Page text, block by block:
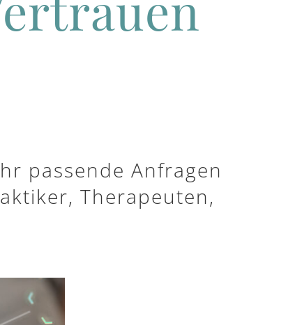
passende Anfragen
Therapeuten,